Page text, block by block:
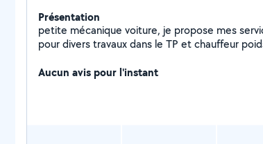
Présentation
petite mécanique voiture, je propose mes services
pour divers travaux dans le TP et chauffeur
Aucun avis pour l'instant